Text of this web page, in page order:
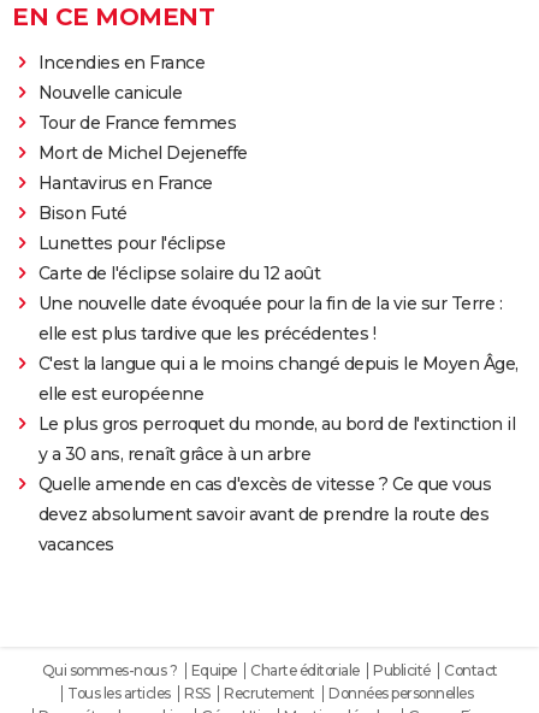
EN CE MOMENT
Incendies en France
Nouvelle canicule
Tour de France femmes
Mort de Michel Dejeneffe
Hantavirus en France
Bison Futé
Lunettes pour l'éclipse
Carte de l'éclipse solaire du 12 août
Une nouvelle date évoquée pour la fin de la vie sur Terre :
elle est plus tardive que les précédentes !
C'est la langue qui a le moins changé depuis le Moyen Âge,
elle est européenne
Le plus gros perroquet du monde, au bord de l'extinction il
y a 30 ans, renaît grâce à un arbre
Quelle amende en cas d'excès de vitesse ? Ce que vous
devez absolument savoir avant de prendre la route des
vacances
Qui sommes-nous ? Equipe Charte éditoriale Publicité
Contact
Tous les articles
RSS Recrutement
Données personnelles